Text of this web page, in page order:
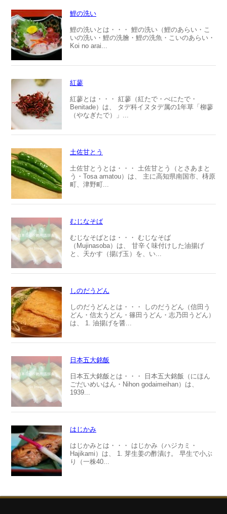
鯉の洗い
鯉の洗いとは・・・ 鯉の洗い（鯉のあらい・こ
いの洗い・鯉の洗膾・鯉の洗魚・こいのあらい・
Koi no arai...
紅蓼
紅蓼とは・・・ 紅蓼（紅たで・べにたで・
Benitade）は、 タデ科イヌタデ属の1年草「柳蓼
（やなぎたで）」...
土佐甘とう
土佐甘とうとは・・・ 土佐甘とう（とさあまと
う・Tosa amatou）は、 主に高知県南国市、梼原
町、津野町...
むじなそば
むじなそばとは・・・ むじなそば
（Mujinasoba）は、 甘辛く味付けした油揚げ
と、天かす（揚げ玉）を、い...
しのだうどん
しのだうどんとは・・・ しのだうどん（信田う
どん・信太うどん・篠田うどん・志乃田うどん）
は、 1. 油揚げを醤...
日本五大銘飯
日本五大銘飯とは・・・ 日本五大銘飯（にほん
ごだいめいはん・Nihon godaimeihan）は、
1939...
はじかみ
はじかみとは・・・ はじかみ（ハジカミ・
Hajikami）は、 1. 芽生姜の酢漬け。 早生で小ぶ
り（一株40...